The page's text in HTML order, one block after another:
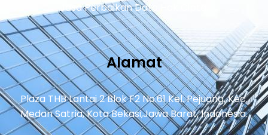
Jasa Perbaikan Data Hak Cipta.
Alamat
Plaza THB Lantai 2 Blok F2 No.61 Kel. Pejuang, Kec.
Medan Satria, Kota Bekasi,Jawa Barat, Indonesia.